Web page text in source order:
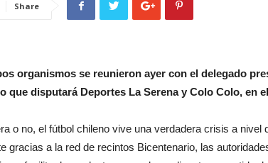
Share
organismos se reunieron ayer con el delegado
que disputará Deportes La Serena y Colo Colo, en
o no, el fútbol chileno vive una verdadera crisis a nivel
gracias a la red de recintos Bicentenario, las